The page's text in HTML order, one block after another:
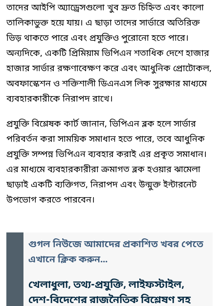
তাদের আইপি অ্যাড্রেসগুলো খুব দ্রুত চিহ্নিত এবং কালো
তালিকাভুক্ত হয়ে যায়। এ ছাড়া তাদের সার্ভারে অতিরিক্ত
ভিড় থাকতে পারে এবং প্রযুক্তিও পুরোনো হতে পারে।
অন্যদিকে, একটি প্রিমিয়াম ভিপিএন শতাধিক দেশে হাজার
হাজার সার্ভার রক্ষণাবেক্ষণ করে এবং আধুনিক প্রোটোকল,
অবফাস্কেশন ও শক্তিশালী ডিএনএস লিক সুরক্ষার মাধ্যমে
ব্যবহারকারীকে নিরাপদ রাখে।
প্রযুক্তি বিশ্লেষক কার্ট জানান, ভিপিএন ব্লক হলে সার্ভার
পরিবর্তন করা সাময়িক সমাধান হতে পারে, তবে আধুনিক
প্রযুক্তি সম্পন্ন ভিপিএন ব্যবহার করাই এর প্রকৃত সমাধান।
এর মাধ্যমে ব্যবহারকারীরা ক্রমাগত ব্লক হওয়ার ঝামেলা
ছাড়াই একটি ব্যক্তিগত, নিরাপদ এবং উন্মুক্ত ইন্টারনেট
উপভোগ করতে পারবেন।
গুগল নিউজে আমাদের প্রকাশিত খবর পেতে
এখানে ক্লিক করুন...
খেলাধুলা, তথ্য-প্রযুক্তি, লাইফস্টাইল,
দেশ-বিদেশের রাজনৈতিক বিশ্লেষণ সহ